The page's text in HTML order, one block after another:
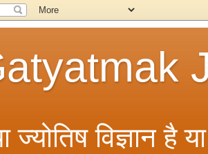
ज्योतिष विज्ञान